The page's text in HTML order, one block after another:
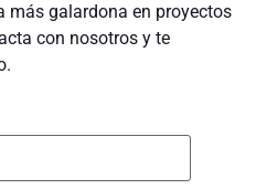
más galardona en proyectos
con nosotros y te